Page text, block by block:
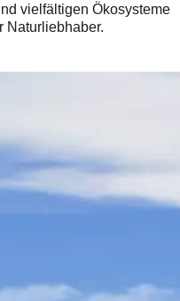
vielfältigen Ökosysteme
Naturliebhaber.